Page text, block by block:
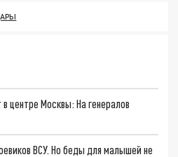
центре Москвы: На генералов
ВСУ. Но беды для малышей не